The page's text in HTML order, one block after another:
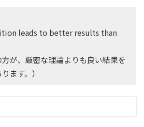
leads to better results than
方が、厳密な理論よりも良い結果を
ます。）